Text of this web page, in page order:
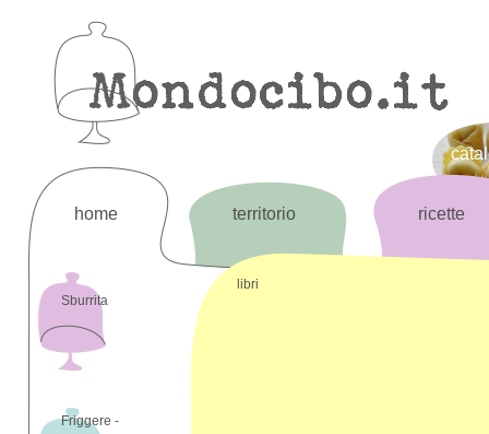
home territorio ricette
Sburrita
Friggere -
libri